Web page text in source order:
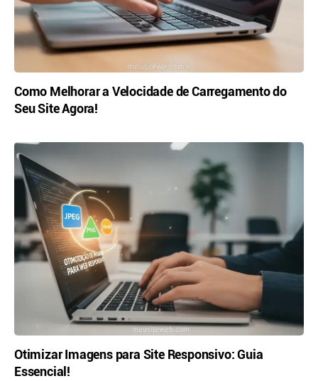
Como Melhorar a Velocidade de Carregamento do
Seu Site Agora!
Otimizar Imagens para Site Responsivo: Guia
Essencial!